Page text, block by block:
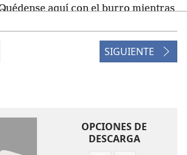
aquí con el burro mientras
agarró la leña para la ofrenda
mío!”. Él respondió: “¡Dime,
“Tenemos el fuego y la leña,
la oveja para la ofrenda
SIGUIENTE
OPCIONES DE
DESCARGA